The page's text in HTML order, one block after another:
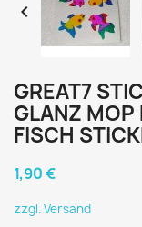

GREAT7
GLANZ MOP
FISCH
1,90 €
zzgl. Versand